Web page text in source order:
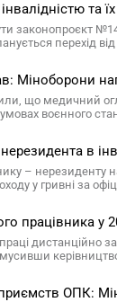
та
законопроєкт
Міноборони
що медичний
воєнного
в
– нерезиденту
у гривні за
працівника у
дистанційно
ОПК: